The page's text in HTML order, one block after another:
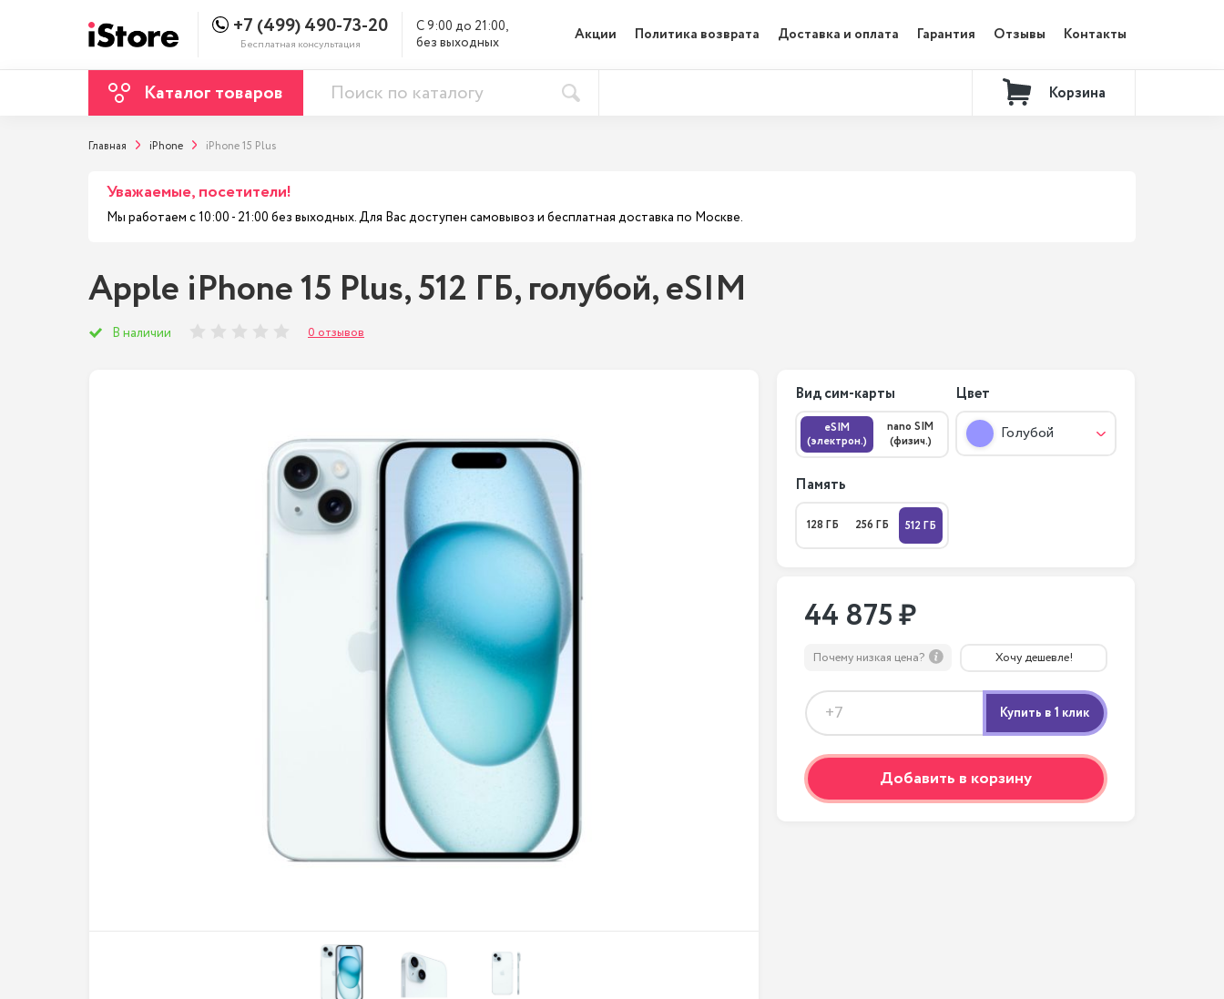
+7 (499) 490-73-20
Бесплатная консультация
С 9:00 до 21:00,
без выходных
Акции Политика возврата Доставка и оплата Гарантия Отзывы Контакты
Каталог товаров Корзина
Главная iPhone iPhone 15 Plus
Уважаемые, посетители!
Мы работаем с 10:00 - 21:00 без выходных. Для Вас доступен самовывоз и бесплатная доставка по Москве.
Apple iPhone 15 Plus, 512 ГБ, голубой, eSIM
В наличии 0 отзывов
Вид сим-карты
eSIM
(электрон.)
nano SIM
(физич.)
Цвет
Голубой
Память
128 ГБ 256 ГБ 512 ГБ
44 875 ₽
Почему низкая цена? Хочу дешевле!
Добавить в корзину